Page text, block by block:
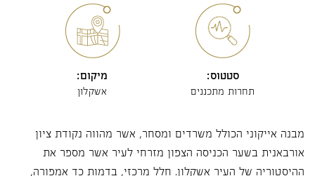
סטטוס:
תחרות מתכננים
מיקום:
אשקלון
מבנה אייקוני הכולל משרדים ומסחר, אשר מהווה נקודת ציון
אורבאנית בשער הכניסה הצפון מזרחי לעיר אשר מספר את
ההיסטוריה של העיר אשקלון. חלל מרכזי, בדמות כד אמפורה,